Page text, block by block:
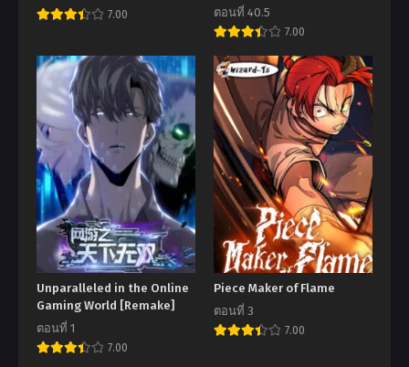
7.00 ตอนที่ 40.5
7.00
Unparalleled in the Online
Gaming World [Remake]
ตอนที่ 1
7.00
Piece Maker of Flame
ตอนที่ 3
7.00